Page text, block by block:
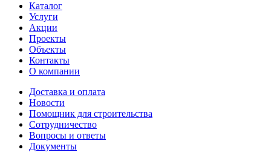
Каталог
Услуги
Акции
Проекты
Объекты
Контакты
О компании
Доставка и оплата
Новости
Помощник для строительства
Сотрудничество
Вопросы и ответы
Документы